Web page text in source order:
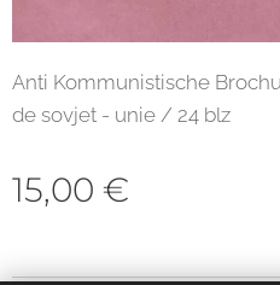
Anti Kommunistische
de sovjet - unie / 24 blz
15,00 €